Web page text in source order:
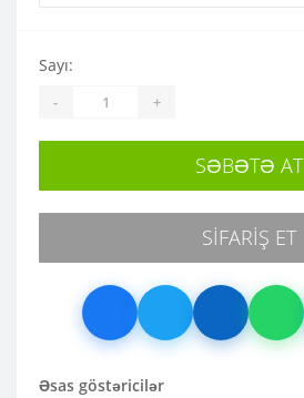
Əsas göstəricilər
Sayı:
- +
SƏBƏTƏ AT
SIFARIŞ ET